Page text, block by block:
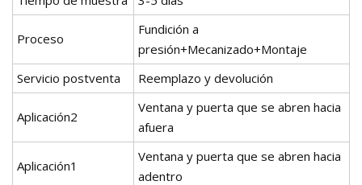
Proceso
Fundición a
presión+Mecanizado+Montaje
Servicio postventa
Reemplazo y devolución
Aplicación2
Ventana y puerta que se abren hacia
afuera
Aplicación1
Ventana y puerta que se abren hacia
adentro